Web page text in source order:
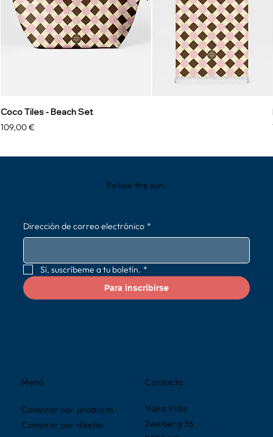
Coco Tiles - Beach Set
Precio
109,00 €
Contacto
Vaya Vida
Zeelberg 36
Menú
Comprar por producto
Comprar por diseño
Follow the sun.
Dirección de correo electrónico *
Sí, suscríbeme a tu boletín. *
Para inscribirse